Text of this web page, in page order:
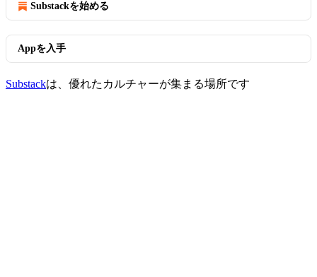
Substackを始める
Appを入手
Substackは、優れたカルチャーが集まる場所です